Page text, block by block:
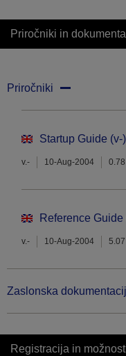
Priročniki in
Priročniki
Startup Guide (v-)
v.- 10-Aug-2004
Reference Guide
v.- 10-Aug-2004
Zaslonska
Registracija in